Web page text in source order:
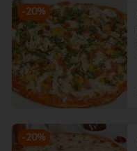
-20%
-20%